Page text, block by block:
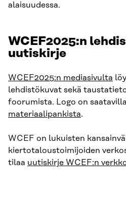
alaisuudessa.
WCEF2025:n
uutiskirje
WCEF2025:n mediasivulta
lehdistökuvat sekä
foorumista. Logo on
materiaalipankista.
WCEF on lukuisten
kiertotaloustoimijoiden
tilaa uutiskirje WCEF:n